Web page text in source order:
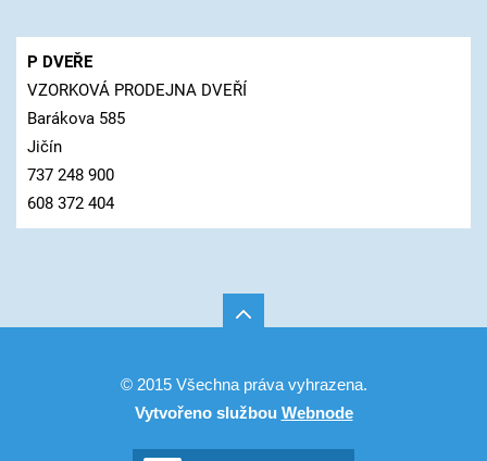
P DVEŘE
VZORKOVÁ PRODEJNA DVEŘÍ
Barákova 585
Jičín
737 248 900
608 372 404
© 2015 Všechna práva vyhrazena.
Vytvořeno službou Webnode